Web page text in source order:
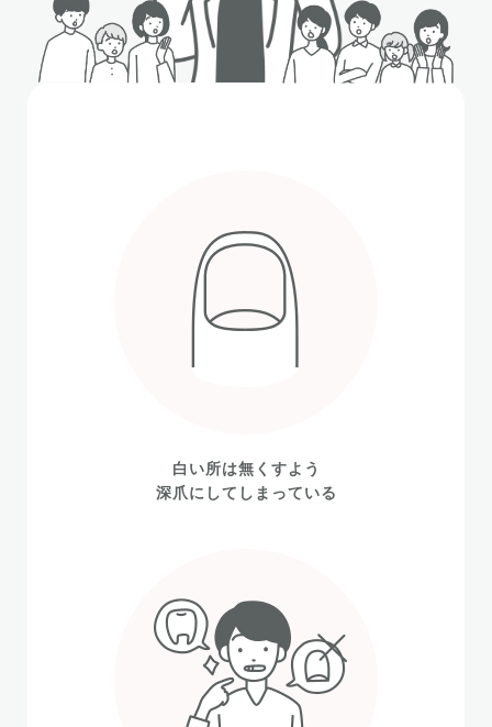
白い所は無くすよう
深爪にしてしまっている